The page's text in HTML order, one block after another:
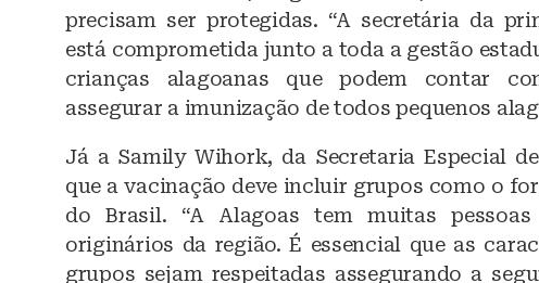
precisam ser protegidas. “A secretária da
está comprometida junto a toda a gestão
crianças alagoanas que podem contar
assegurar a imunização de todos pequenos
Já a Samily Wihork, da Secretaria Especial
que a vacinação deve incluir grupos como o
do Brasil. “A Alagoas tem muitas
originários da região. É essencial que as
grupos sejam respeitadas assegurando a